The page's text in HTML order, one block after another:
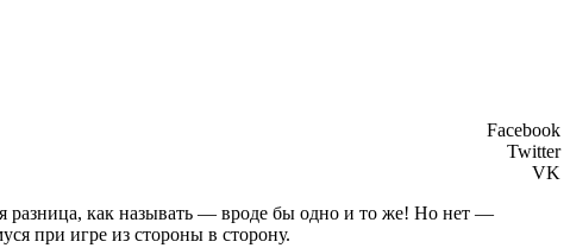
Facebook
Twitter
VK
разница, как называть — вроде бы одно и то же! Но нет —
при игре из стороны в сторону.